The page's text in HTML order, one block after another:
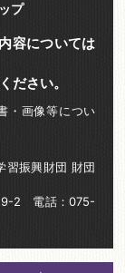
プ
容については
ださい。
・画像等につい
習振興財団 財団
9-2 電話：075-